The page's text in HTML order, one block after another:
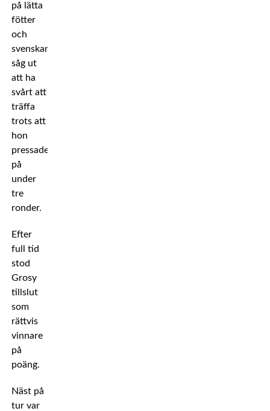
på lätta
fötter
och
svenskan
såg ut
att ha
svårt att
träffa
trots att
hon
pressade
på
under
tre
ronder.
Efter
full tid
stod
Grosy
tillslut
som
rättvis
vinnare
på
poäng.
Näst på
tur var